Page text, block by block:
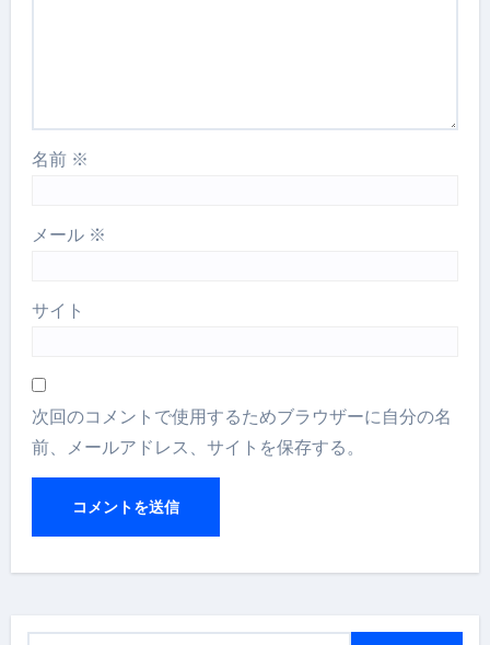
名前 ※
メール ※
サイト
次回のコメントで使用するためブラウザーに自分の名
前、メールアドレス、サイトを保存する。